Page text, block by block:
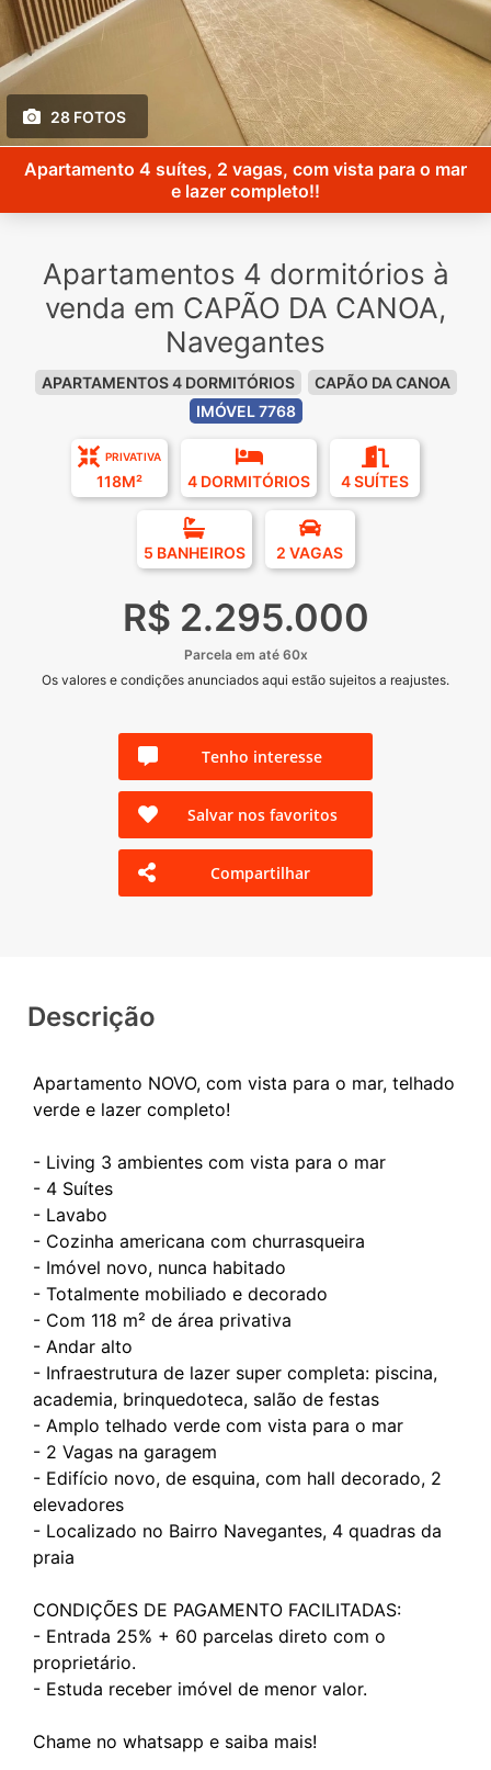
28 FOTOS
Apartamento 4 suítes, 2 vagas, com vista para o mar
e lazer completo!!
Apartamentos 4 dormitórios à
venda em CAPÃO DA CANOA,
Navegantes
APARTAMENTOS 4 DORMITÓRIOS
CAPÃO DA CANOA
IMÓVEL 7768
PRIVATIVA
118M² 4 DORMITÓRIOS 4 SUÍTES
5 BANHEIROS 2 VAGAS
R$ 2.295.000
Parcela em até 60x
Os valores e condições anunciados aqui estão sujeitos a reajustes.
Tenho interesse
Salvar nos favoritos
Compartilhar
Descrição
Apartamento NOVO, com vista para o mar, telhado
verde e lazer completo!
- Living 3 ambientes com vista para o mar
- 4 Suítes
- Lavabo
- Cozinha americana com churrasqueira
- Imóvel novo, nunca habitado
- Totalmente mobiliado e decorado
- Com 118 m² de área privativa
- Andar alto
- Infraestrutura de lazer super completa: piscina,
academia, brinquedoteca, salão de festas
- Amplo telhado verde com vista para o mar
- 2 Vagas na garagem
- Edifício novo, de esquina, com hall decorado, 2
elevadores
- Localizado no Bairro Navegantes, 4 quadras da
praia
CONDIÇÕES DE PAGAMENTO FACILITADAS:
- Entrada 25% + 60 parcelas direto com o
proprietário.
- Estuda receber imóvel de menor valor.